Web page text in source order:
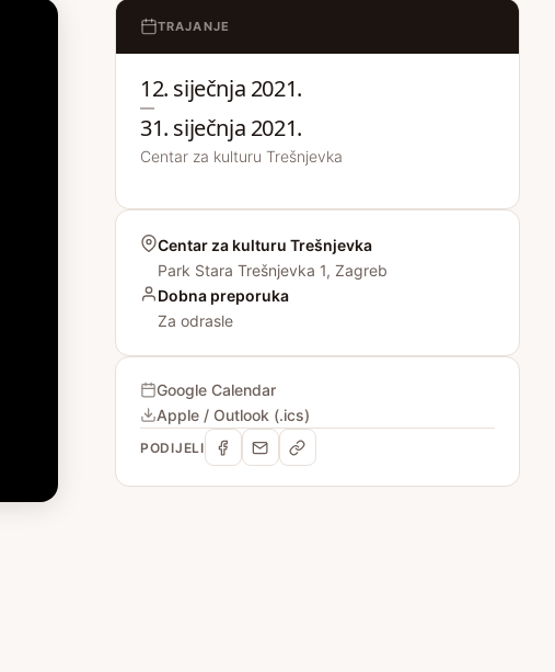
TRAJANJE
12. siječnja 2021.
—
31. siječnja 2021.
Centar za kulturu Trešnjevka
Centar za kulturu Trešnjevka
Park Stara Trešnjevka 1, Zagreb
Dobna preporuka
Za odrasle
Google Calendar
Apple / Outlook (.ics)
PODIJELI